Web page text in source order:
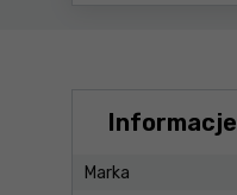
Informacje
Marka